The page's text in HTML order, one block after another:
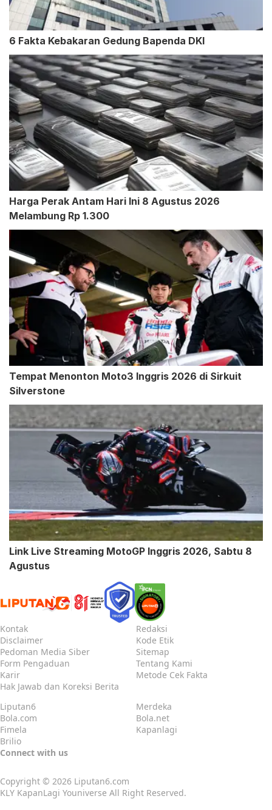
6 Fakta Kebakaran Gedung Bapenda DKI
Harga Perak Antam Hari Ini 8 Agustus 2026
Melambung Rp 1.300
Tempat Menonton Moto3 Inggris 2026 di Sirkuit
Silverstone
Link Live Streaming MotoGP Inggris 2026, Sabtu 8
Agustus
Kontak
Redaksi
Disclaimer
Kode Etik
Pedoman Media Siber
Sitemap
Form Pengaduan
Tentang Kami
Karir
Metode Cek Fakta
Hak Jawab dan Koreksi Berita
Liputan6
Merdeka
Bola.com
Bola.net
Fimela
Kapanlagi
Brilio
Connect with us
Copyright © 2026 Liputan6.com
KLY KapanLagi Youniverse All Right Reserved.